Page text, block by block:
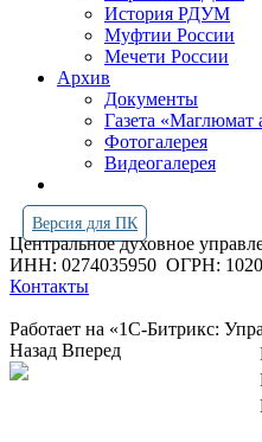
История РДУМ
Муфтии России
Мечети России
Архив
Документы
Газета «Маглюмат
Фотогалерея
Видеогалерея
Версия для ПК
Центральное духовное
ИНН: 0274035950 ОГРН:
Контакты
Работает на «1С-Битрикс:
Назад Вперед